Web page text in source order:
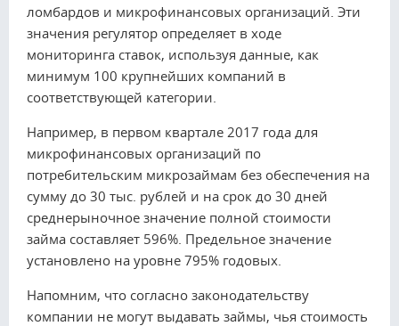
ломбардов и микрофинансовых организаций. Эти
значения регулятор определяет в ходе
мониторинга ставок, используя данные, как
минимум 100 крупнейших компаний в
соответствующей категории.
Например, в первом квартале 2017 года для
микрофинансовых организаций по
потребительским микрозаймам без обеспечения на
сумму до 30 тыс. рублей и на срок до 30 дней
среднерыночное значение полной стоимости
займа составляет 596%. Предельное значение
установлено на уровне 795% годовых.
Напомним, что согласно законодательству
компании не могут выдавать займы, чья стоимость